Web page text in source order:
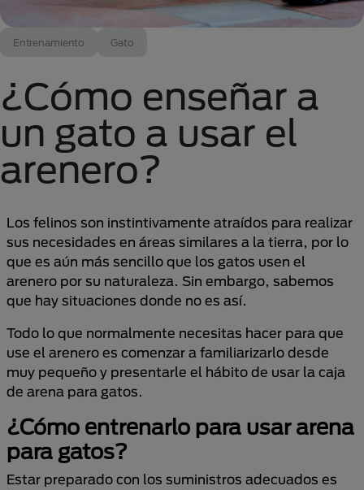
Entrenamiento Gato
¿Cómo enseñar a
un gato a usar el
arenero?
Los felinos son instintivamente atraídos para realizar
sus necesidades en áreas similares a la tierra, por lo
que es aún más sencillo que los gatos usen el
arenero por su naturaleza. Sin embargo, sabemos
que hay situaciones donde no es así.
Todo lo que normalmente necesitas hacer para que
use el arenero es comenzar a familiarizarlo desde
muy pequeño y presentarle el hábito de usar la caja
de arena para gatos.
¿Cómo entrenarlo para usar arena
para gatos?
Estar preparado con los suministros adecuados es